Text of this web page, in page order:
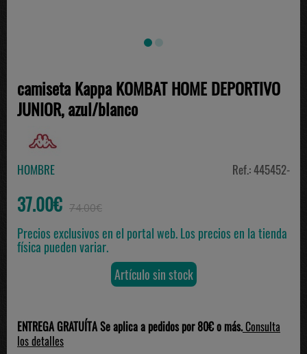
camiseta Kappa KOMBAT HOME DEPORTIVO
JUNIOR, azul/blanco
HOMBRE Ref.: 445452-
37.00€ 74.00€
Precios exclusivos en el portal web. Los precios en la tienda
física pueden variar.
Artículo sin stock
ENTREGA GRATUÍTA Se aplica a pedidos por 80€ o más.Consulta
los detalles